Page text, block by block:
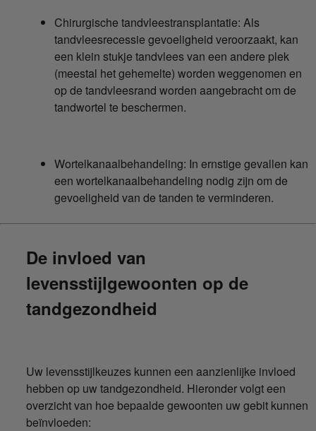
Chirurgische tandvleestransplantatie: Als
tandvleesrecessie gevoeligheid veroorzaakt, kan
een klein stukje tandvlees van een andere plek
(meestal het gehemelte) worden weggenomen en
op de tandvleesrand worden aangebracht om de
tandwortel te beschermen.
Wortelkanaalbehandeling: In ernstige gevallen kan
een wortelkanaalbehandeling nodig zijn om de
gevoeligheid van de tanden te verminderen.
De invloed van
levensstijlgewoonten op de
tandgezondheid
Uw levensstijlkeuzes kunnen een aanzienlijke invloed
hebben op uw tandgezondheid. Hieronder volgt een
overzicht van hoe bepaalde gewoonten uw gebit kunnen
beïnvloeden: